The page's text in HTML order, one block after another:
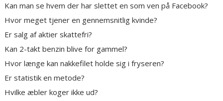
Kan man se hvem der har slettet en som ven på Facebook?
Hvor meget tjener en gennemsnitlig kvinde?
Er salg af aktier skattefri?
Kan 2-takt benzin blive for gammel?
Hvor længe kan nakkefilet holde sig i fryseren?
Er statistik en metode?
Hvilke æbler koger ikke ud?